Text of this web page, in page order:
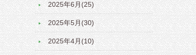
2025年6月(25)
2025年5月(30)
2025年4月(10)